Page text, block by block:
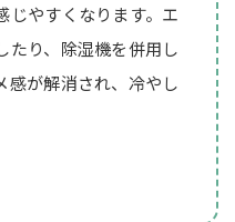
じやすくなります。エ
たり、除湿機を併用し
感が解消され、冷やし